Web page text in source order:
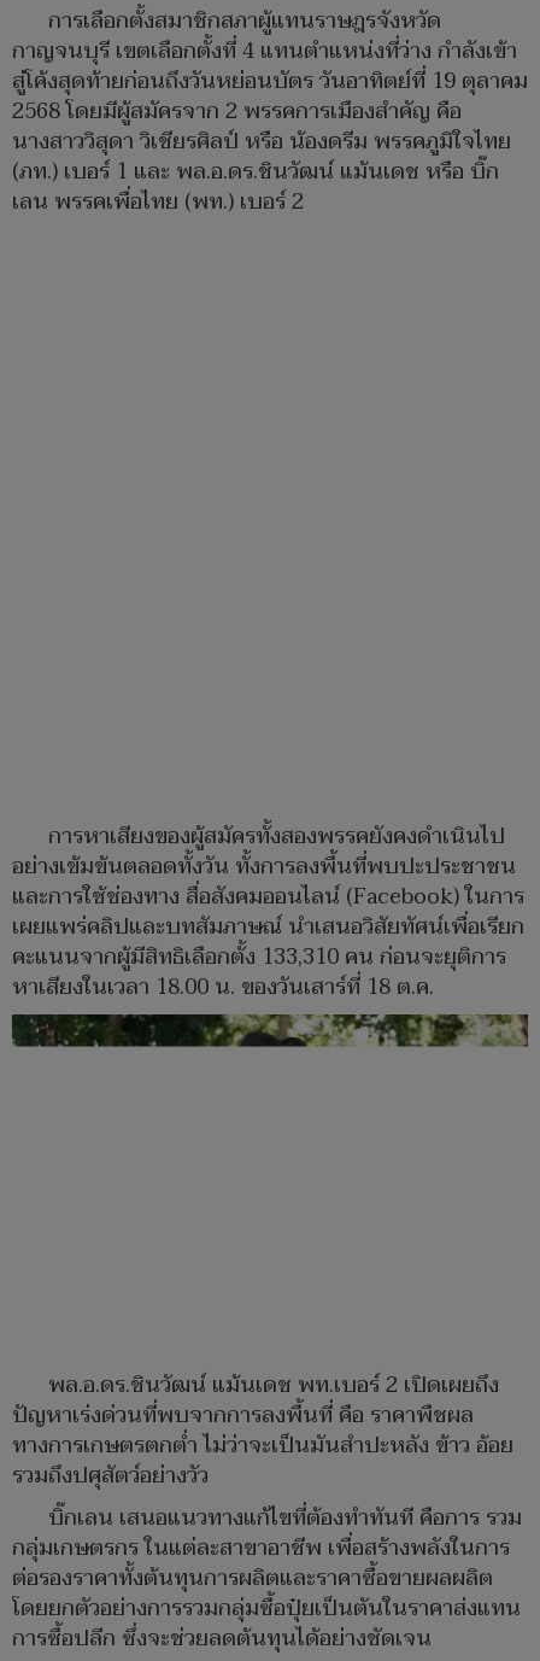
การเลือกตั้งสมาชิกสภาผู้แทนราษฎรจังหวัด
กาญจนบุรี เขตเลือกตั้งที่ 4 แทนตำแหน่งที่ว่าง กำลังเข้า
สู่โค้งสุดท้ายก่อนถึงวันหย่อนบัตร วันอาทิตย์ที่ 19 ตุลาคม
2568 โดยมีผู้สมัครจาก 2 พรรคการเมืองสำคัญ คือ
นางสาววิสุดา วิเชียรศิลป์ หรือ น้องดรีม พรรคภูมิใจไทย
(ภท.) เบอร์ 1 และ พล.อ.ดร.ชินวัฒน์ แม้นเดช หรือ บิ๊ก
เลน พรรคเพื่อไทย (พท.) เบอร์ 2
การหาเสียงของผู้สมัครทั้งสองพรรคยังคงดำเนินไป
อย่างเข้มข้นตลอดทั้งวัน ทั้งการลงพื้นที่พบปะประชาชน
และการใช้ช่องทาง สื่อสังคมออนไลน์ (Facebook) ในการ
เผยแพร่คลิปและบทสัมภาษณ์ นำเสนอวิสัยทัศน์เพื่อเรียก
คะแนนจากผู้มีสิทธิเลือกตั้ง 133,310 คน ก่อนจะยุติการ
หาเสียงในเวลา 18.00 น. ของวันเสาร์ที่ 18 ต.ค.
พล.อ.ดร.ชินวัฒน์ แม้นเดช พท.เบอร์ 2 เปิดเผยถึง
ปัญหาเร่งด่วนที่พบจากการลงพื้นที่ คือ ราคาพืชผล
ทางการเกษตรตกต่ำ ไม่ว่าจะเป็นมันสำปะหลัง ข้าว อ้อย
รวมถึงปศุสัตว์อย่างวัว
บิ๊กเลน เสนอแนวทางแก้ไขที่ต้องทำทันที คือการ รวม
กลุ่มเกษตรกร ในแต่ละสาขาอาชีพ เพื่อสร้างพลังในการ
ต่อรองราคาทั้งต้นทุนการผลิตและราคาซื้อขายผลผลิต
โดยยกตัวอย่างการรวมกลุ่มซื้อปุ๋ยเป็นตันในราคาส่งแทน
การซื้อปลีก ซึ่งจะช่วยลดต้นทุนได้อย่างชัดเจน